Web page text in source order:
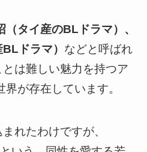
（タイ産のBLドラマ）、
ドラマ） などと呼ばれ
は難しい魅力を持つア
界が存在しています。
れたわけですが、